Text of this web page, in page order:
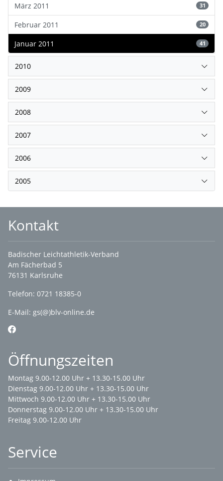
März 2011 31
Februar 2011 20
Januar 2011 41
2010
2009
2008
2007
2006
2005
Kontakt
Badischer Leichtathletik-Verband
Am Fächerbad 5
76131 Karlsruhe
Telefon: 0721 18385-0
E-Mail: gs(@)blv-online.de
Öffnungszeiten
Montag 9.00-12.00 Uhr + 13.30-15.00 Uhr
Dienstag 9.00-12.00 Uhr + 13.30-15.00 Uhr
Mittwoch 9.00-12.00 Uhr + 13.30-15.00 Uhr
Donnerstag 9.00-12.00 Uhr + 13.30-15.00 Uhr
Freitag 9.00-12.00 Uhr
Service